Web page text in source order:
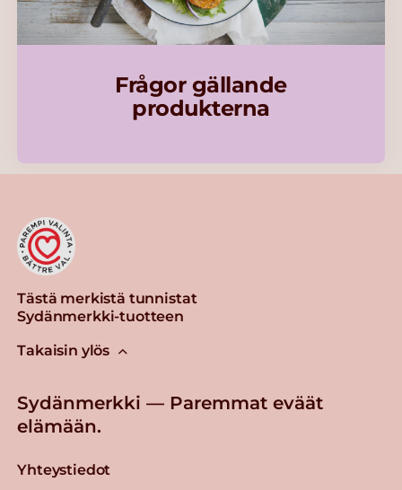
Frågor gällande
produkterna
Tästä merkistä tunnistat
Sydänmerkki-tuotteen
Takaisin ylös
Sydänmerkki — Paremmat eväät
elämään.
Yhteystiedot